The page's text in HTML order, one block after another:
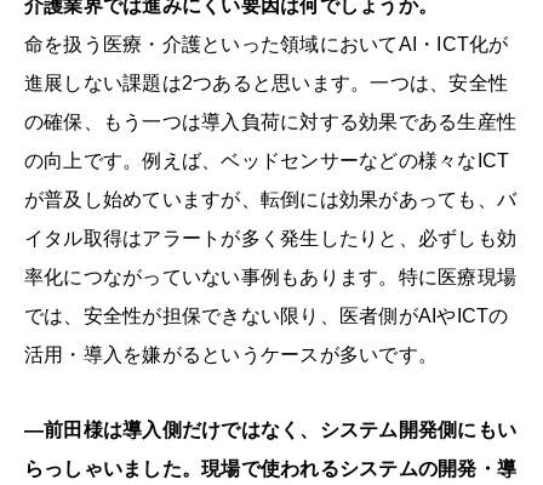
介護業界では進みにくい要因は何でしょうか。
命を扱う医療・介護といった領域においてAI・ICT化が
進展しない課題は2つあると思います。一つは、安全性
の確保、もう一つは導入負荷に対する効果である生産性
の向上です。例えば、ベッドセンサーなどの様々なICT
が普及し始めていますが、転倒には効果があっても、バ
イタル取得はアラートが多く発生したりと、必ずしも効
率化につながっていない事例もあります。特に医療現場
では、安全性が担保できない限り、医者側がAIやICTの
活用・導入を嫌がるというケースが多いです。
―前田様は導入側だけではなく、システム開発側にもい
らっしゃいました。現場で使われるシステムの開発・導